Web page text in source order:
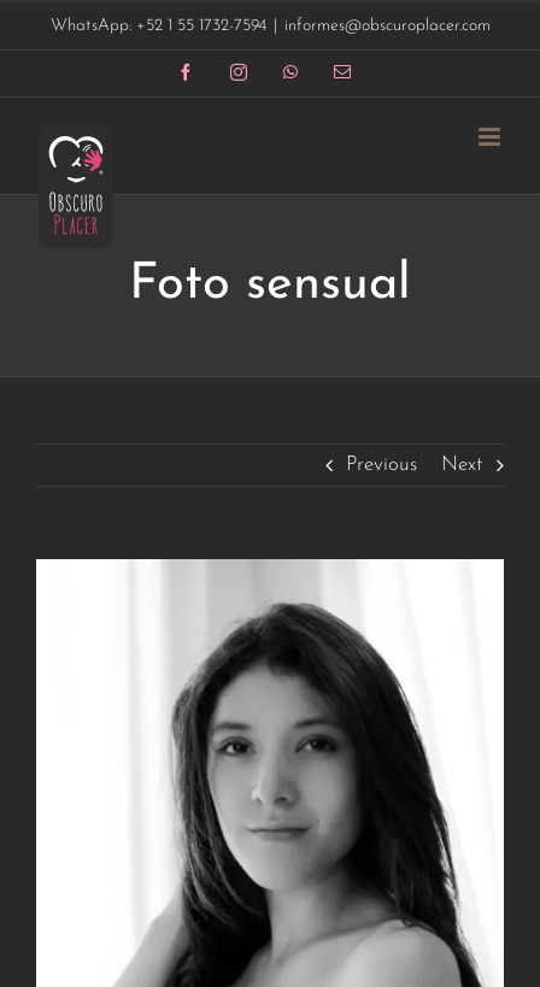
WhatsApp: +52 1 55 1732-7594 informes@obscuroplacer.com
FacebookInstagramWhatsAppCorreo
Foto sensual
Previous Next